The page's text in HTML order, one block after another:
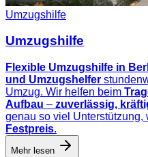
Umzugshilfe
Umzugshilfe
Flexible Umzugshilfe in
und Umzugshelfer
Umzug. Wir helfen beim
Aufbau – zuverlässig,
genau so viel Unterstützung,
Festpreis.
Mehr lesen